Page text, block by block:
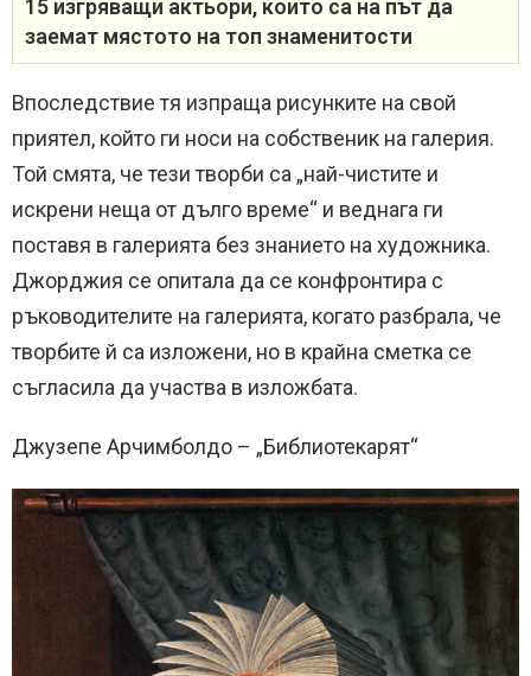
15 изгряващи актьори, които са на път да
заемат мястото на топ знаменитости
Впоследствие тя изпраща рисунките на свой
приятел, който ги носи на собственик на галерия.
Той смята, че тези творби са „най-чистите и
искрени неща от дълго време“ и веднага ги
поставя в галерията без знанието на художника.
Джорджия се опитала да се конфронтира с
ръководителите на галерията, когато разбрала, че
творбите й са изложени, но в крайна сметка се
съгласила да участва в изложбата.
Джузепе Арчимболдо – „Библиотекарят“